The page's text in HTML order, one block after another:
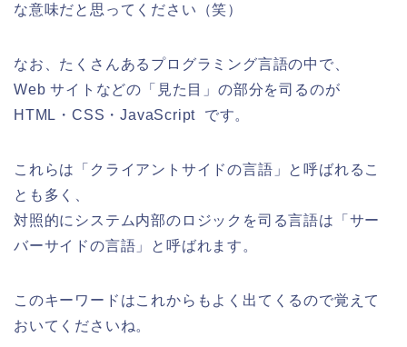
な意味だと思ってください（笑）
なお、たくさんあるプログラミング言語の中で、
Web サイトなどの「見た目」の部分を司るのが
HTML・CSS・JavaScript です。
これらは「クライアントサイドの言語」と呼ばれるこ
とも多く、
対照的にシステム内部のロジックを司る言語は「サー
バーサイドの言語」と呼ばれます。
このキーワードはこれからもよく出てくるので覚えて
おいてくださいね。